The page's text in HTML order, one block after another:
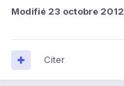
Modifié 23 octobre 2012
Citer